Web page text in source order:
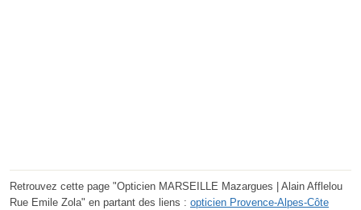
Retrouvez cette page "Opticien MARSEILLE Mazargues | Alain Afflelou
Rue Emile Zola" en partant des liens : opticien Provence-Alpes-Côte